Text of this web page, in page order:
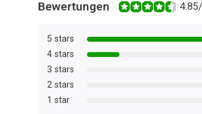
Bewertungen
5 stars
4 stars
3 stars
2 stars
1 star